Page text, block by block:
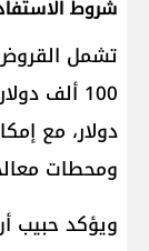
شروط
تشمل
دولار، مع
ومحطات
ويؤكد حبيب